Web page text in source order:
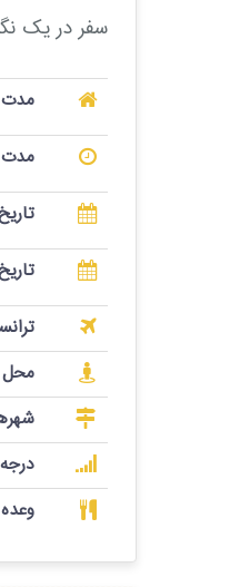
سفر در یک
مدت